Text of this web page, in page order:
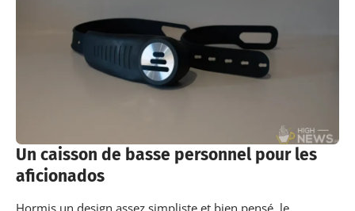
Un caisson de basse personnel pour les
aficionados
Hormis un design assez simpliste et bien pensé, le